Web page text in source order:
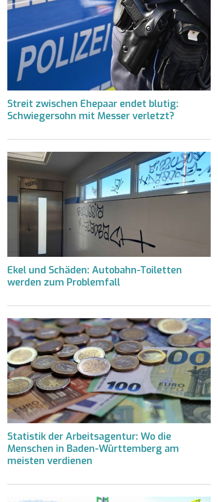
Streit zwischen Ehepaar endet blutig:
Schwiegersohn mit Messer verletzt?
Ekel und Schäden: Autobahn-Toiletten
werden zum Problemfall
Statistik der Arbeitsagentur: Wo die
Menschen in Baden-Württemberg am
meisten verdienen